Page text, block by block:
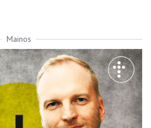
Mainos